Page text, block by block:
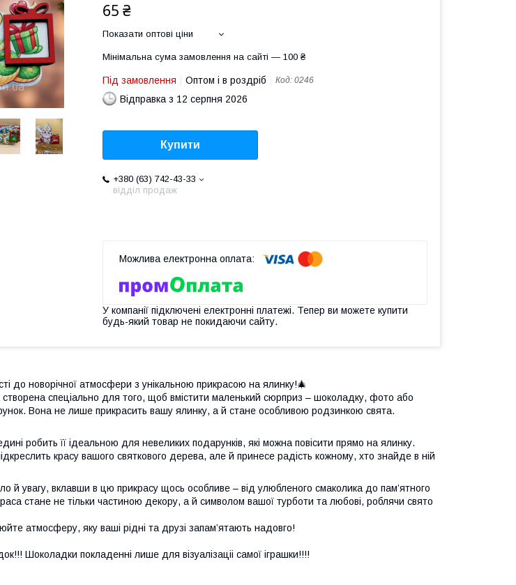
65 ₴
Показати оптові ціни
Мінімальна сума замовлення на сайті — 100 ₴
Під замовлення Оптом і в роздріб Код: 0246
Відправка з 12 серпня 2026
Купити
+380 (63) 742-43-33
відділ продаж
У компанії підключені електронні платежі. Тепер ви можете купити
будь-який товар не покидаючи сайту.
до новорічної атмосфери з унікальною прикрасою на ялинку!🎄
створена спеціально для того, щоб вмістити маленький сюрприз – шоколадку, фото або
Вона не лише прикрасить вашу ялинку, а й стане особливою родзинкою свята.
робить її ідеальною для невеликих подарунків, які можна повісити прямо на ялинку.
красу вашого святкового дерева, але й принесе радість кожному, хто знайде в ній
й увагу, вклавши в цю прикрасу щось особливе – від улюбленого смаколика до пам’ятного
стане не тільки частиною декору, а й символом вашої турботи та любові, роблячи свято
атмосферу, яку ваші рідні та друзі запам’ятають надовго!
Шоколадки покладенні лише для візуалізаціі самої іграшки!!!!